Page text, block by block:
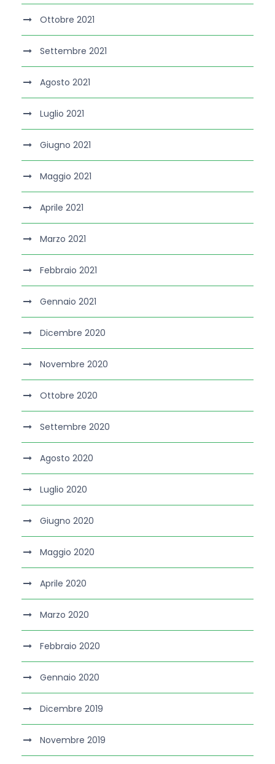
Ottobre 2021
Settembre 2021
Agosto 2021
Luglio 2021
Giugno 2021
Maggio 2021
Aprile 2021
Marzo 2021
Febbraio 2021
Gennaio 2021
Dicembre 2020
Novembre 2020
Ottobre 2020
Settembre 2020
Agosto 2020
Luglio 2020
Giugno 2020
Maggio 2020
Aprile 2020
Marzo 2020
Febbraio 2020
Gennaio 2020
Dicembre 2019
Novembre 2019